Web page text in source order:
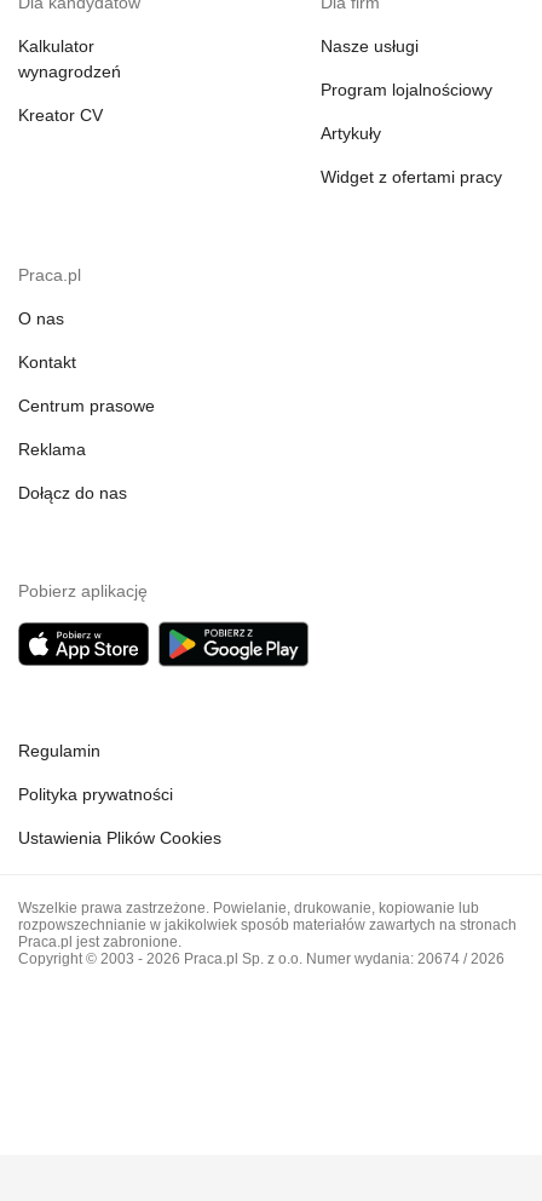
Kalkulator
wynagrodzeń
Kreator CV
Nasze usługi
Program lojalnościowy
Artykuły
Widget z ofertami pracy
Praca.pl
O nas
Kontakt
Centrum prasowe
Reklama
Dołącz do nas
Pobierz aplikację
Regulamin
Polityka prywatności
Ustawienia Plików Cookies
Wszelkie prawa zastrzeżone. Powielanie, drukowanie, kopiowanie lub
rozpowszechnianie w jakikolwiek sposób materiałów zawartych na stronach
Praca.pl jest zabronione.
Copyright © 2003 - 2026 Praca.pl Sp. z o.o. Numer wydania: 20674 / 2026